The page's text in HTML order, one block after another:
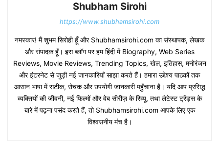
Shubham Sirohi
https://www.shubhamsirohi.com
नमस्कार! मैं शुभम सिरोही हूँ और Shubhamsirohi.com का संस्थापक, लेखक
और संपादक हूँ। इस ब्लॉग पर हम हिंदी में Biography, Web Series
Reviews, Movie Reviews, Trending Topics, खेल, इतिहास, मनोरंजन
और इंटरनेट से जुड़ी नई जानकारियाँ साझा करते हैं। हमारा उद्देश्य पाठकों तक
आसान भाषा में सटीक, रोचक और उपयोगी जानकारी पहुँचाना है। यदि आप प्रसिद्ध
व्यक्तियों की जीवनी, नई फिल्मों और वेब सीरीज़ के रिव्यू, तथा लेटेस्ट ट्रेंड्स के
बारे में पढ़ना पसंद करते हैं, तो Shubhamsirohi.com आपके लिए एक
विश्वसनीय मंच है।